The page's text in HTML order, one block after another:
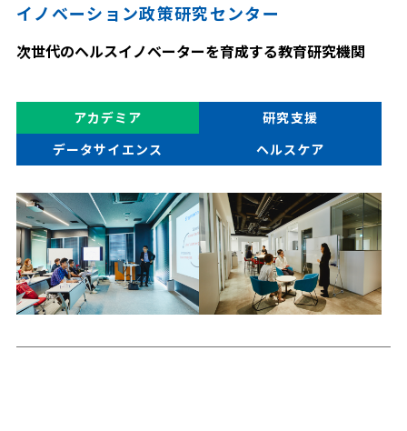
イノベーション政策研究センター
次世代のヘルスイノベーターを育成する教育研究機関
アカデミア
研究支援
データサイエンス
ヘルスケア